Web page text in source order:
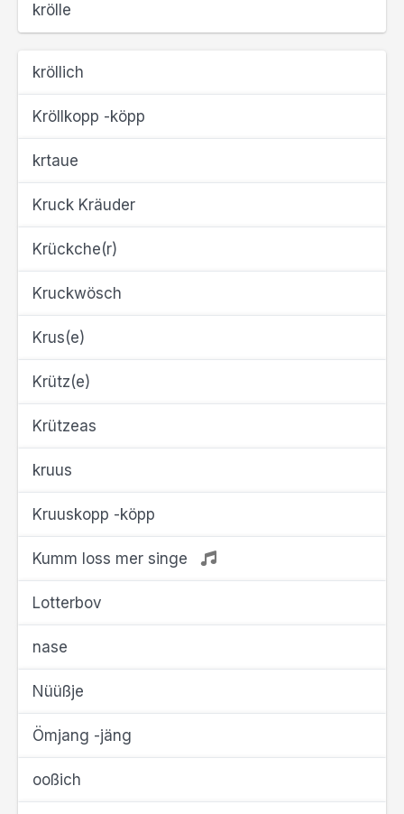
krölle
kröllich
Kröllkopp -köpp
krtaue
Kruck Kräuder
Krückche(r)
Kruckwösch
Krus(e)
Krütz(e)
Krützeas
kruus
Kruuskopp -köpp
Kumm loss mer singe
Lotterbov
nase
Nüüßje
Ömjang -jäng
ooßich